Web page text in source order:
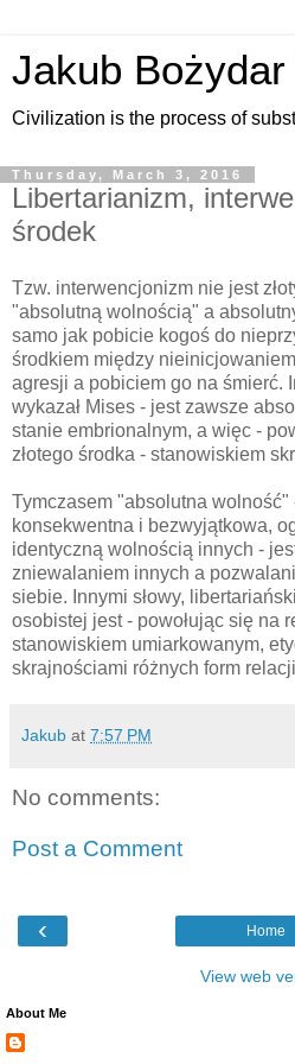
Jakub
Civilization is the process of
Thursday, March 3, 2016
Libertarianizm,
środek
Tzw. interwencjonizm nie jest
"absolutną wolnością" a
samo jak pobicie kogoś do
środkiem między
agresji a pobiciem go na śmierć.
wykazał Mises - jest zawsze
stanie embrionalnym, a więc -
złotego środka - stanowiskiem
Tymczasem "absolutna
konsekwentna i bezwyjątkowa,
identyczną wolnością innych -
zniewalaniem innych a
siebie. Innymi słowy,
osobistej jest - powołując się na
stanowiskiem umiarkowanym,
skrajnościami różnych form
Jakub at 7:57 PM
No comments:
Post a Comment
‹ Home
View web
About Me